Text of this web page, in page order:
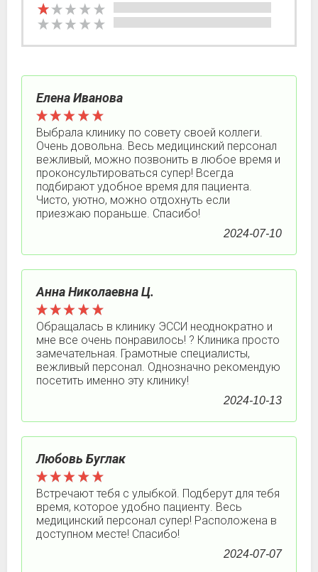
Елена Иванова
Выбрала клинику по совету своей коллеги.
Очень довольна. Весь медицинский персонал
вежливый, можно позвонить в любое время и
проконсультироваться супер! Всегда
подбирают удобное время для пациента.
Чисто, уютно, можно отдохнуть если
приезжаю пораньше. Спасибо!
2024-07-10
Анна Николаевна Ц.
Обращалась в клинику ЭССИ неоднократно и
мне все очень понравилось! ? Клиника просто
замечательная. Грамотные специалисты,
вежливый персонал. Однозначно рекомендую
посетить именно эту клинику!
2024-10-13
Любовь Буглак
Встречают тебя с улыбкой. Подберут для тебя
время, которое удобно пациенту. Весь
медицинский персонал супер! Расположена в
доступном месте! Спасибо!
2024-07-07